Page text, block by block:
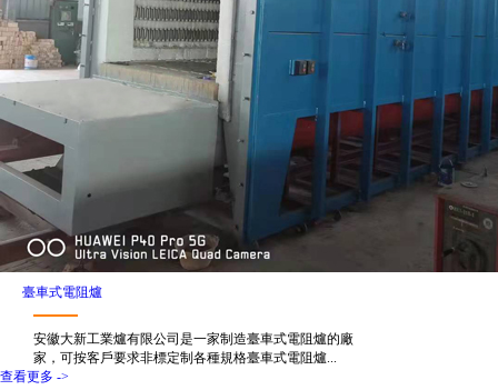
臺車式電阻爐
安徽大新工業爐有限公司是一家制造臺車式電阻爐的廠
家，可按客戶要求非標定制各種規格臺車式電阻爐...
查看更多 ->